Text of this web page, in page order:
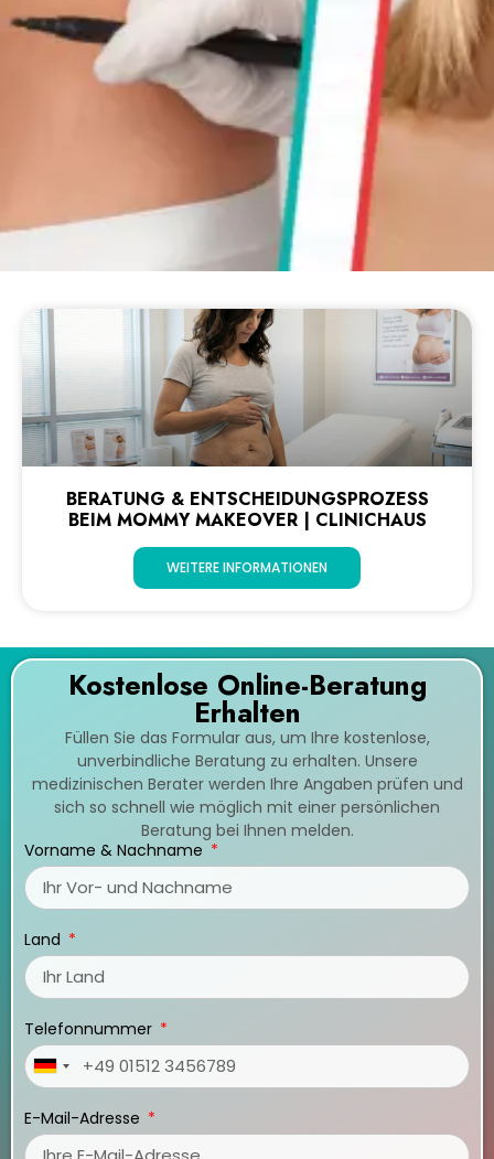
BERATUNG & ENTSCHEIDUNGSPROZESS
BEIM MOMMY MAKEOVER | CLINICHAUS
WEITERE INFORMATIONEN
Kostenlose Online-Beratung
Erhalten
Füllen Sie das Formular aus, um Ihre kostenlose,
unverbindliche Beratung zu erhalten. Unsere
medizinischen Berater werden Ihre Angaben prüfen und
sich so schnell wie möglich mit einer persönlichen
Beratung bei Ihnen melden.
Vorname & Nachname
Land
Telefonnummer
Germany
E-Mail-Adresse